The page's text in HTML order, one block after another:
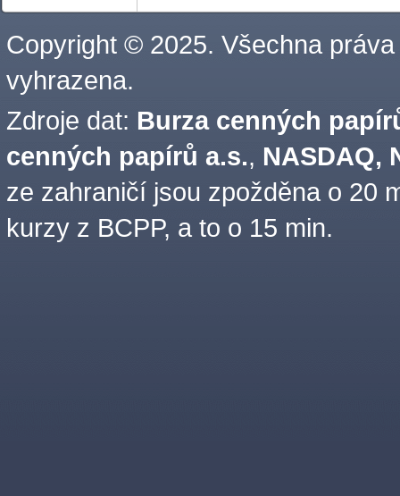
Copyright © 2025. Všechna práva
vyhrazena.
Zdroje dat: Burza cenných
cenných papírů a.s., NASDAQ,
ze zahraničí jsou zpožděna o 20
kurzy z BCPP, a to o 15 min.